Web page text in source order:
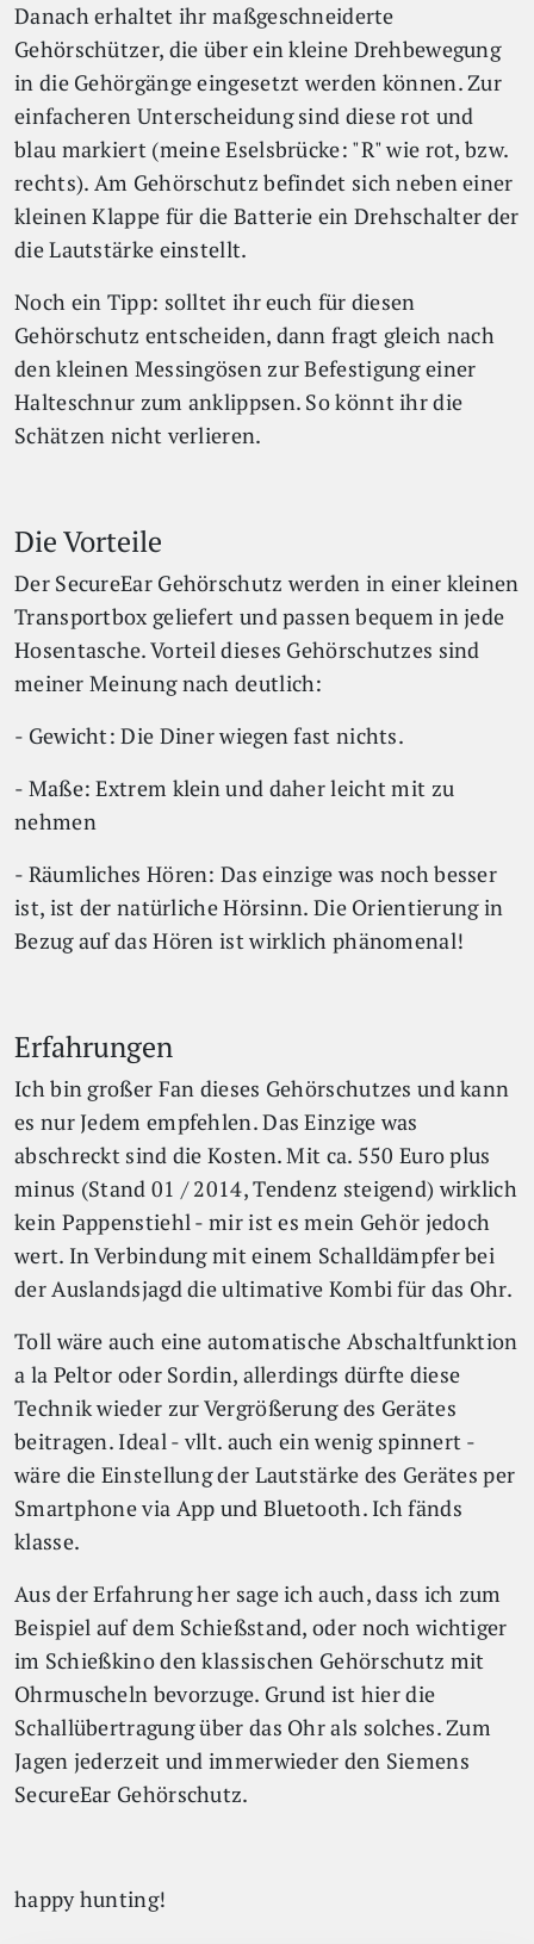
Danach erhaltet ihr maßgeschneiderte
Gehörschützer, die über ein kleine Drehbewegung
in die Gehörgänge eingesetzt werden können. Zur
einfacheren Unterscheidung sind diese rot und
blau markiert (meine Eselsbrücke: "R" wie rot, bzw.
rechts). Am Gehörschutz befindet sich neben einer
kleinen Klappe für die Batterie ein Drehschalter der
die Lautstärke einstellt.
Noch ein Tipp: solltet ihr euch für diesen
Gehörschutz entscheiden, dann fragt gleich nach
den kleinen Messingösen zur Befestigung einer
Halteschnur zum anklippsen. So könnt ihr die
Schätzen nicht verlieren.
Die Vorteile
Der SecureEar Gehörschutz werden in einer kleinen
Transportbox geliefert und passen bequem in jede
Hosentasche. Vorteil dieses Gehörschutzes sind
meiner Meinung nach deutlich:
- Gewicht: Die Diner wiegen fast nichts.
- Maße: Extrem klein und daher leicht mit zu
nehmen
- Räumliches Hören: Das einzige was noch besser
ist, ist der natürliche Hörsinn. Die Orientierung in
Bezug auf das Hören ist wirklich phänomenal!
Erfahrungen
Ich bin großer Fan dieses Gehörschutzes und kann
es nur Jedem empfehlen. Das Einzige was
abschreckt sind die Kosten. Mit ca. 550 Euro plus
minus (Stand 01 / 2014, Tendenz steigend) wirklich
kein Pappenstiehl - mir ist es mein Gehör jedoch
wert. In Verbindung mit einem Schalldämpfer bei
der Auslandsjagd die ultimative Kombi für das Ohr.
Toll wäre auch eine automatische Abschaltfunktion
a la Peltor oder Sordin, allerdings dürfte diese
Technik wieder zur Vergrößerung des Gerätes
beitragen. Ideal - vllt. auch ein wenig spinnert -
wäre die Einstellung der Lautstärke des Gerätes per
Smartphone via App und Bluetooth. Ich fänds
klasse.
Aus der Erfahrung her sage ich auch, dass ich zum
Beispiel auf dem Schießstand, oder noch wichtiger
im Schießkino den klassischen Gehörschutz mit
Ohrmuscheln bevorzuge. Grund ist hier die
Schallübertragung über das Ohr als solches. Zum
Jagen jederzeit und immerwieder den Siemens
SecureEar Gehörschutz.
happy hunting!